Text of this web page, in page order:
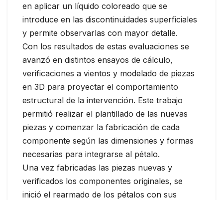
en aplicar un líquido coloreado que se
introduce en las discontinuidades superficiales
y permite observarlas con mayor detalle.
Con los resultados de estas evaluaciones se
avanzó en distintos ensayos de cálculo,
verificaciones a vientos y modelado de piezas
en 3D para proyectar el comportamiento
estructural de la intervención. Este trabajo
permitió realizar el plantillado de las nuevas
piezas y comenzar la fabricación de cada
componente según las dimensiones y formas
necesarias para integrarse al pétalo.
Una vez fabricadas las piezas nuevas y
verificados los componentes originales, se
inició el rearmado de los pétalos con sus